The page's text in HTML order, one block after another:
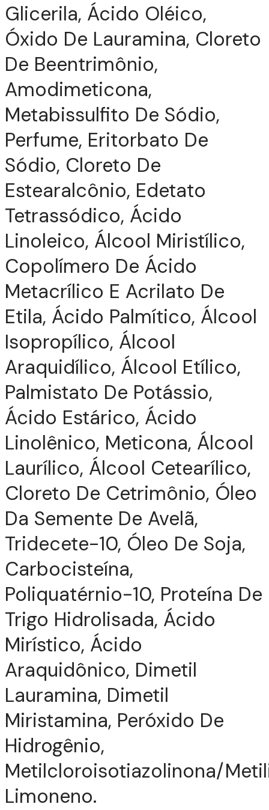
Glicerila, Ácido Oléico,
Óxido De Lauramina, Cloreto
De Beentrimônio,
Amodimeticona,
Metabissulfito De Sódio,
Perfume, Eritorbato De
Sódio, Cloreto De
Estearalcônio, Edetato
Tetrassódico, Ácido
Linoleico, Álcool Miristílico,
Copolímero De Ácido
Metacrílico E Acrilato De
Etila, Ácido Palmítico, Álcool
Isopropílico, Álcool
Araquidílico, Álcool Etílico,
Palmistato De Potássio,
Ácido Estárico, Ácido
Linolênico, Meticona, Álcool
Laurílico, Álcool Cetearílico,
Cloreto De Cetrimônio, Óleo
Da Semente De Avelã,
Tridecete-10, Óleo De Soja,
Carbocisteína,
Poliquatérnio-10, Proteína De
Trigo Hidrolisada, Ácido
Mirístico, Ácido
Araquidônico, Dimetil
Lauramina, Dimetil
Miristamina, Peróxido De
Hidrogênio,
Metilcloroisotiazolinona/
Limoneno.